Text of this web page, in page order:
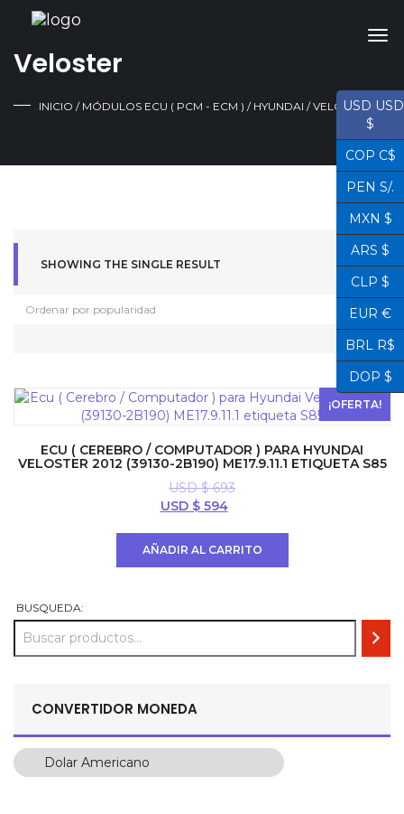
Veloster
INICIO / MÓDULOS ECU ( PCM - ECM ) / HYUNDAI / VELOSTER
SHOWING THE SINGLE RESULT
¡OFERTA!
ECU ( CEREBRO / COMPUTADOR ) PARA HYUNDAI
VELOSTER 2012 (39130-2B190) ME17.9.11.1 ETIQUETA S85
USD $693
El
USD $594El
AÑADIR AL CARRITO
BUSQUEDA:
CONVERTIDOR MONEDA
Dolar Americano
Dolar Americano
USD USD
$
COP C$
PEN S/.
MXN $
ARS $
CLP $
EUR €
BRL R$
DOP $